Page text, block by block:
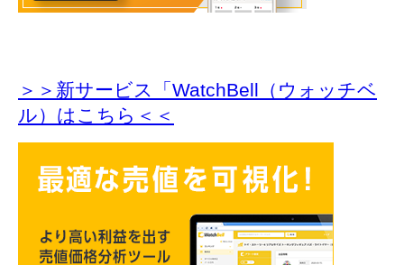
＞＞新サービス「WatchBell（ウォッチベ
ル）はこちら＜＜